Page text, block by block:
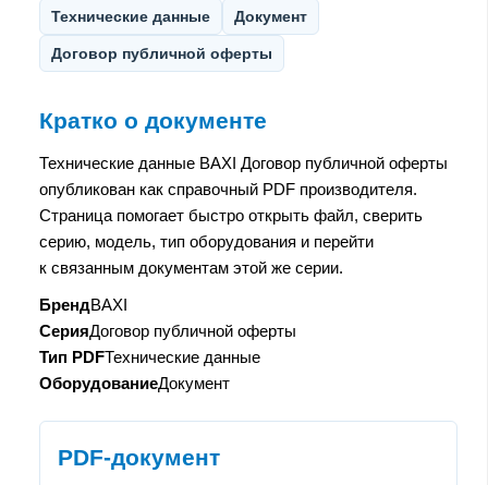
Технические данные Документ
Договор публичной оферты
Кратко о документе
Технические данные BAXI Договор публичной оферты
опубликован как справочный PDF производителя.
Страница помогает быстро открыть файл, сверить
серию, модель, тип оборудования и перейти
к связанным документам этой же серии.
БрендBAXI
СерияДоговор публичной оферты
Тип PDFТехнические данные
ОборудованиеДокумент
PDF-документ